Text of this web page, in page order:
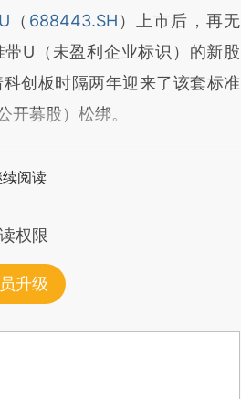
（ 688443.SH ）上市后，再无
带U（未盈利企业标识）的新股
科创板时隔两年迎来了该套标准
开募股）松绑。
续阅读
权限
升级